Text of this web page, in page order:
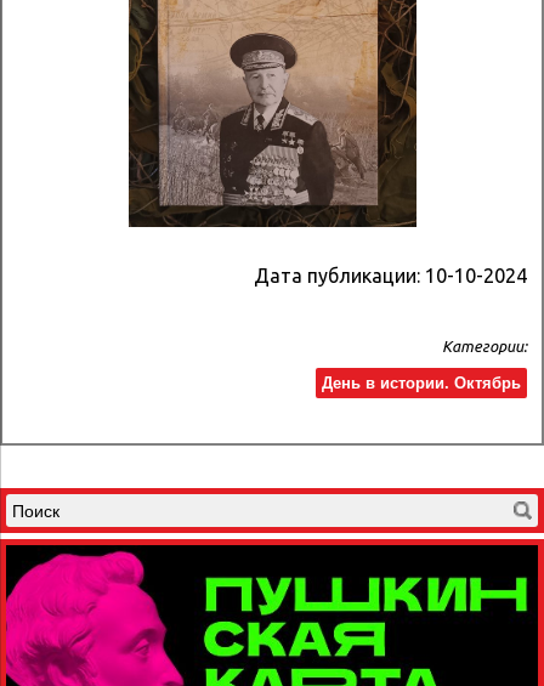
Дата публикации: 10-10-2024
Категории:
День в истории. Октябрь